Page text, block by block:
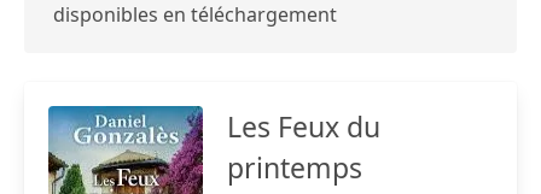
disponibles en téléchargement
Les Feux du
printemps